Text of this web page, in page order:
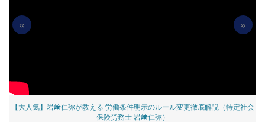
【大人気】岩﨑仁弥が教える 労働条件明示のルール変更徹底解説（特定社会
保険労務士 岩﨑仁弥）
« »